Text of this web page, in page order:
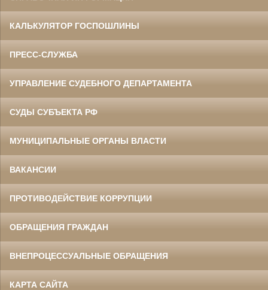
КАЛЬКУЛЯТОР ГОСПОШЛИНЫ
ПРЕСС-СЛУЖБА
УПРАВЛЕНИЕ СУДЕБНОГО ДЕПАРТАМЕНТА
СУДЫ СУБЪЕКТА РФ
МУНИЦИПАЛЬНЫЕ ОРГАНЫ ВЛАСТИ
ВАКАНСИИ
ПРОТИВОДЕЙСТВИЕ КОРРУПЦИИ
ОБРАЩЕНИЯ ГРАЖДАН
ВНЕПРОЦЕССУАЛЬНЫЕ ОБРАЩЕНИЯ
КАРТА САЙТА